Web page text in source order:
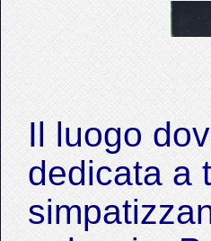
Il luogo
dedicata a